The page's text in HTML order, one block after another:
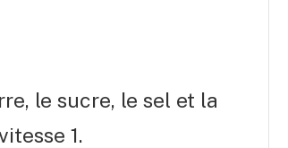
le sucre, le sel et la
1.